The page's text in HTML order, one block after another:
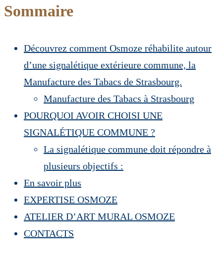
Sommaire
Découvrez comment Osmoze réhabilite autour
d’une signalétique extérieure commune, la
Manufacture des Tabacs de Strasbourg.
Manufacture des Tabacs à Strasbourg
POURQUOI AVOIR CHOISI UNE
SIGNALÉTIQUE COMMUNE ?
La signalétique commune doit répondre à
plusieurs objectifs :
En savoir plus
EXPERTISE OSMOZE
ATELIER D’ART MURAL OSMOZE
CONTACTS